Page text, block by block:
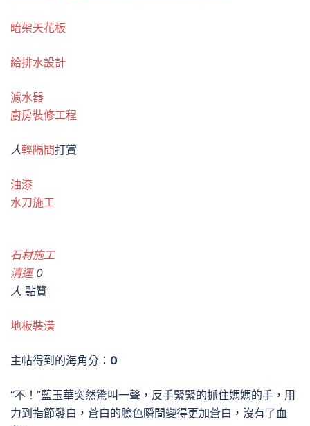
暗架天花板
給排水設計
濾水器
廚房裝修工程
人輕隔間打賞
油漆
水刀施工
石材施工
清運0
人 點贊
地板裝潢
主帖得到的海角分： 0
“不！”藍玉華突然驚叫一聲，反手緊緊的抓住媽媽的手，用
力到指節發白，蒼白的臉色瞬間變得更加蒼白，沒有了血